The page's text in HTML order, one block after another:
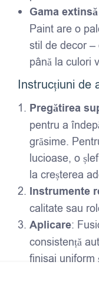
Gama
Paint are o
stil de decor –
până la culori
Instrucțiuni de
Pregătirea
pentru a
grăsime.
lucioase, o
la creșterea
Instrumente
calitate sau
Aplicare:
consistență
finisaj uniform
vopseaua